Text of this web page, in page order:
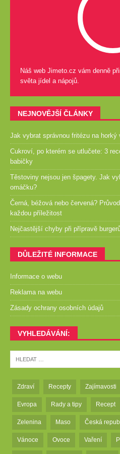
Náš web Jimeto.cz vám denně
světa jídel a nápojů.
NEJNOVĚJŠÍ ČLÁNKY
Jak vybrat správnou fritézu na horký
Cukroví, po kterém se utlučete: 3
babičky
Těstoviny nejsou jen špagety. Jak
omáčku?
Černá, béžová nebo červená?
každou příležitost
Nejčastější chyby při přípravě
DŮLEŽITÉ INFORMACE
Informace o webu
Reklama na webu
Zásady ochrany osobních údajů
VYHLEDÁVÁNÍ:
Zdraví Recepty Zajímavosti
Evropa Rady a tipy Recept
Zelenina Maso Česká
Vánoce Ovoce Vaření